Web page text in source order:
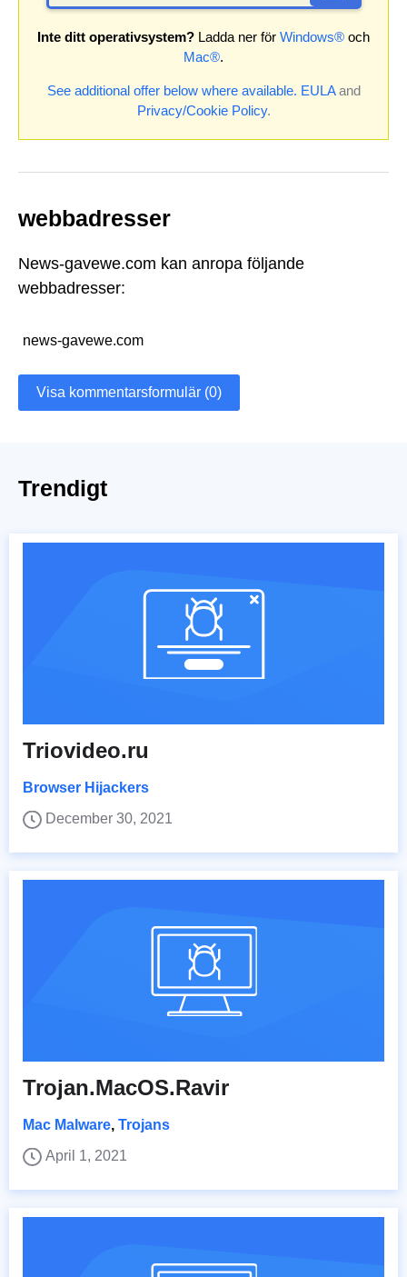
Inte ditt operativsystem? Ladda ner för Windows® och
Mac®.
See additional offer below where available. EULAand
Privacy/Cookie Policy.
webbadresser
News-gavewe.com kan anropa följande
webbadresser:
news-gavewe.com
Visa kommentarsformulär (0)
Trendigt
Triovideo.ru
Browser Hijackers
December 30, 2021
Trojan.MacOS.Ravir
Mac Malware, Trojans
April 1, 2021